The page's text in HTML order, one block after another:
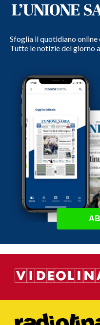
Sfoglia il quotidiano online
Tutte le notizie del giorno